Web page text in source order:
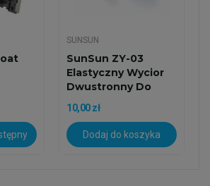
SUNSUN
SunSun ZY-03
Elastyczny Wycior
Dwustronny Do
Czyszczenia...
10,00 zł
Dodaj do koszyka